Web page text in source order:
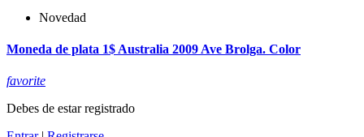
Novedad
Moneda de plata 1$ Australia 2009 Ave Brolga. Color
favorite
Debes de estar registrado